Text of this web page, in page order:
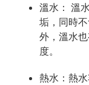
溫水： 溫
垢，同時
外，溫水
度。
熱水：熱